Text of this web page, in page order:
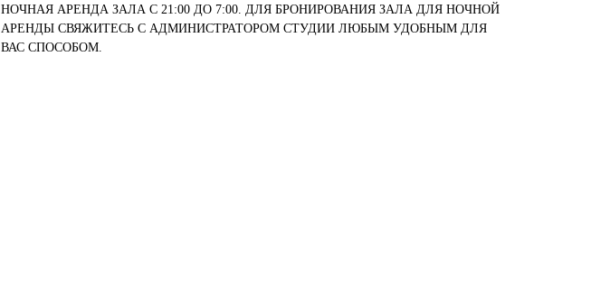
НОЧНАЯ АРЕНДА ЗАЛА С 21:00 ДО 7:00. ДЛЯ БРОНИРОВАНИЯ ЗАЛА ДЛЯ НОЧНОЙ
АРЕНДЫ СВЯЖИТЕСЬ С АДМИНИСТРАТОРОМ СТУДИИ ЛЮБЫМ УДОБНЫМ ДЛЯ
ВАС СПОСОБОМ.